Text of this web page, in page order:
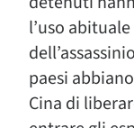
l’uso
paesi
Cina di